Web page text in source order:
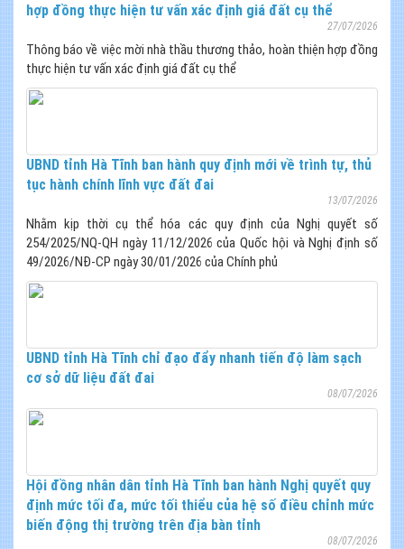
hợp đồng thực hiện tư vấn xác định giá đất cụ thể
27/07/2026
Thông báo về việc mời nhà thầu thương thảo, hoàn thiện hợp đồng
thực hiện tư vấn xác định giá đất cụ thể
UBND tỉnh Hà Tĩnh ban hành quy định mới về trình tự, thủ
tục hành chính lĩnh vực đất đai
13/07/2026
Nhằm kịp thời cụ thể hóa các quy định của Nghị quyết số
254/2025/NQ-QH ngày 11/12/2026 của Quốc hội và Nghị định số
49/2026/NĐ-CP ngày 30/01/2026 của Chính phủ
UBND tỉnh Hà Tĩnh chỉ đạo đẩy nhanh tiến độ làm sạch
cơ sở dữ liệu đất đai
08/07/2026
Hội đồng nhân dân tỉnh Hà Tĩnh ban hành Nghị quyết quy
định mức tối đa, mức tối thiểu của hệ số điều chỉnh mức
biến động thị trường trên địa bàn tỉnh
08/07/2026